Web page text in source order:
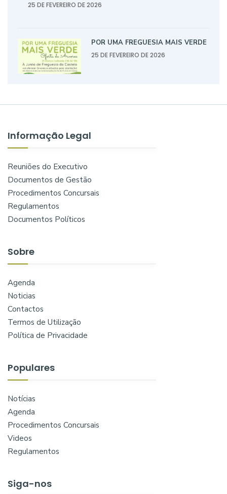
25 DE FEVEREIRO DE 2026
POR UMA FREGUESIA MAIS VERDE
25 DE FEVEREIRO DE 2026
Informação Legal
Reuniões do Executivo
Documentos de Gestão
Procedimentos Concursais
Regulamentos
Documentos Políticos
Sobre
Agenda
Noticias
Contactos
Termos de Utilização
Política de Privacidade
Populares
Notícias
Agenda
Procedimentos Concursais
Videos
Regulamentos
Siga-nos